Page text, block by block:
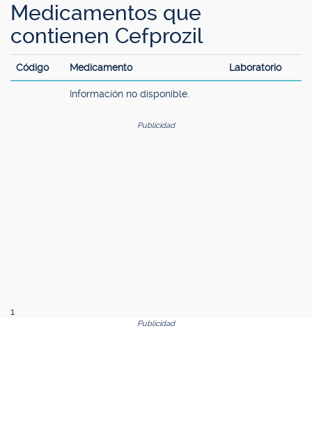
Medicamentos que
contienen Cefprozil
Código Medicamento Laboratorio
Información no disponible.
Publicidad
1
Publicidad